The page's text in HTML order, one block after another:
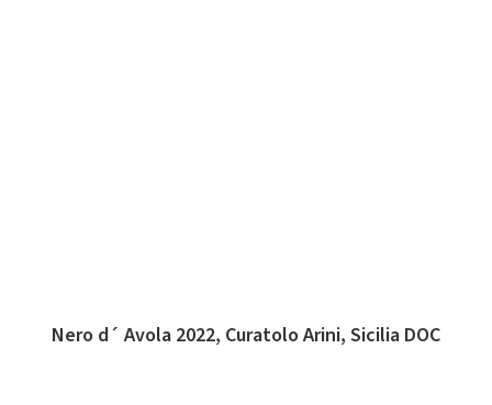
Nero d´ Avola 2022, Curatolo Arini, Sicilia DOC